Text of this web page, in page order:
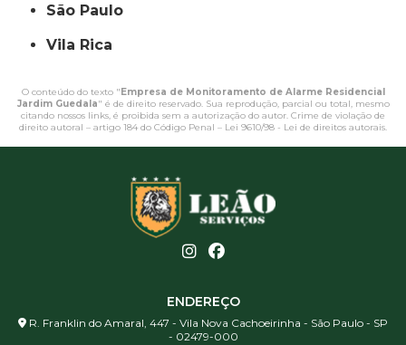
São Paulo
Vila Rica
O conteúdo do texto "Empresa de Monitoramento de Alarme Residencial
Jardim Guedala" é de direito reservado. Sua reprodução, parcial ou total, mesmo
citando nossos links, é proibida sem a autorização do autor. Crime de violação de
direito autoral – artigo 184 do Código Penal – Lei 9610/98 - Lei de direitos autorais.
ENDEREÇO
R. Franklin do Amaral, 447 - Vila Nova Cachoeirinha - São Paulo - SP
- 02479-000